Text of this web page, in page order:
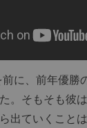
に、前年優勝
。そもそも彼
出ていくこと